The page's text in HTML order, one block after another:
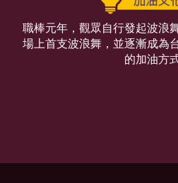
職棒元年，觀眾自行發起波浪
場上首支波浪舞，並逐漸成為
的加油方式